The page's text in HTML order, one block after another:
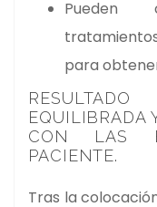
Pueden
para
EQUILIBRADA
CON LAS
PACIENTE.
Tras la